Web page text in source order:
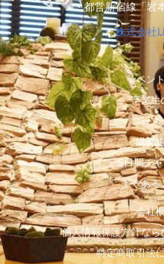
・都営新宿線「岩
株式会社
イベン
卒業生
コース
講師
5日間チ
よくある
会社
個人情報保護方針な
特定商取引法